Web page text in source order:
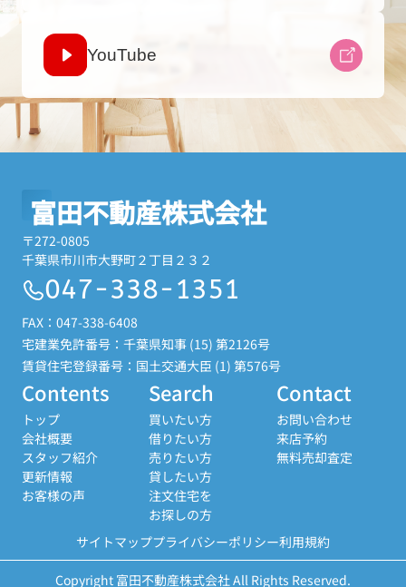
YouTube
富田不動産株式会社
〒272-0805
千葉県市川市大野町２丁目２３２
047-338-1351
FAX：047-338-6408
宅建業免許番号：千葉県知事 (15) 第2126号
賃貸住宅登録番号：国土交通大臣 (1) 第576号
Contents
トップ
会社概要
スタッフ紹介
更新情報
お客様の声
Search
買いたい方
借りたい方
売りたい方
貸したい方
注文住宅を
お探しの方
Contact
お問い合わせ
来店予約
無料売却査定
サイトマッププライバシーポリシー利用規約
Copyright 富田不動産株式会社 All Rights Reserved.